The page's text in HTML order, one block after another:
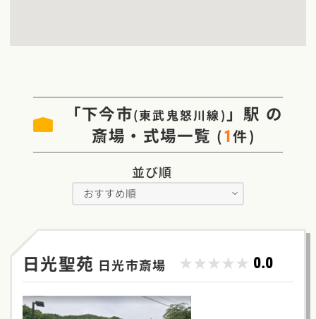
「下今市(東武鬼怒川線 ) 」駅 の
斎場・式場一覧 (1件)
並び順
日光聖苑 日光市斎場 ★★★★★ 0.0